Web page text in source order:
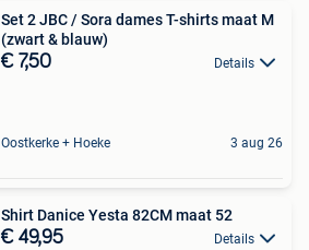
Set 2 JBC / Sora dames T-shirts maat M
(zwart & blauw)
€ 7,50 Details
Oostkerke + Hoeke 3 aug 26
Shirt Danice Yesta 82CM maat 52
€ 49,95 Details